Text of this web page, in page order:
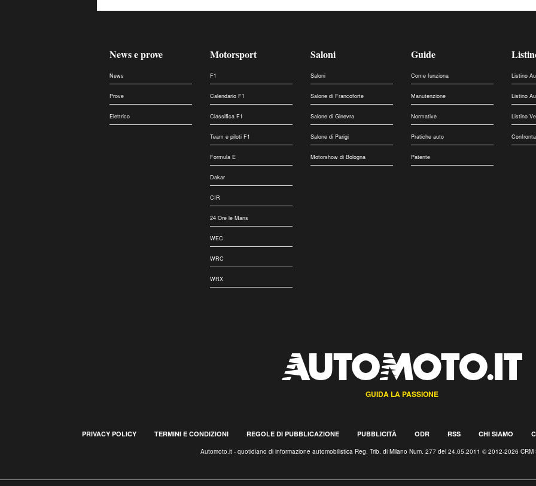
News e prove
News
Prove
Elettrico
Motorsport
F1
Calendario F1
Classifica F1
Team e piloti F1
Formula E
Dakar
CIR
24 Ore le Mans
WEC
WRC
WRX
Saloni
Saloni
Salone di Francoforte
Salone di Ginevra
Salone di Parigi
Motorshow di Bologna
Guide
Come funziona
Manutenzione
Normative
Pratiche auto
Patente
Listino
Listino
Listino
GUIDA LA PASSIONE
PRIVACY POLICY TERMINI E CONDIZIONI REGOLE DI PUBBLICAZIONE PUBBLICITÀ ODR RSS CHI SIAMO
Automoto.it - quotidiano di informazione automobilistica Reg. Trib. di Milano Num. 277 del 24.05.2011 © 2012-2026